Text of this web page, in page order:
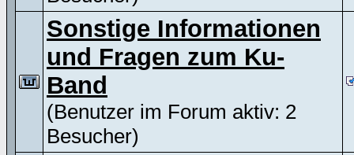
Sonstige Informationen
und Fragen zum Ku-
Band
(Benutzer im Forum aktiv: 2
Besucher)